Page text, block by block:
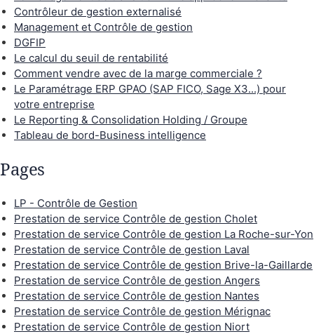
Contrôleur de gestion externalisé
Management et Contrôle de gestion
DGFIP
Le calcul du seuil de rentabilité
Comment vendre avec de la marge commerciale ?
Le Paramétrage ERP GPAO (SAP FICO, Sage X3...) pour
votre entreprise
Le Reporting & Consolidation Holding / Groupe
Tableau de bord-Business intelligence
Pages
LP - Contrôle de Gestion
Prestation de service Contrôle de gestion Cholet
Prestation de service Contrôle de gestion La Roche-sur-Yon
Prestation de service Contrôle de gestion Laval
Prestation de service Contrôle de gestion Brive-la-Gaillarde
Prestation de service Contrôle de gestion Angers
Prestation de service Contrôle de gestion Nantes
Prestation de service Contrôle de gestion Mérignac
Prestation de service Contrôle de gestion Niort